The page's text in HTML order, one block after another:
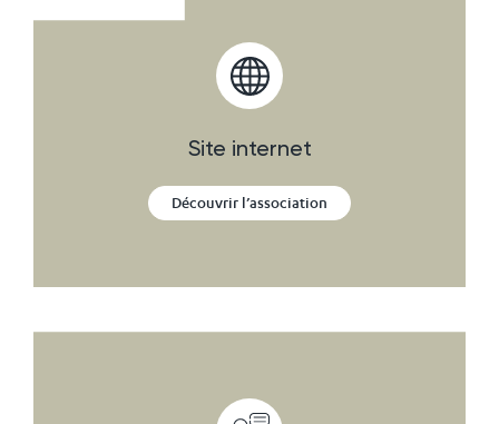
Site internet
Découvrir l’association